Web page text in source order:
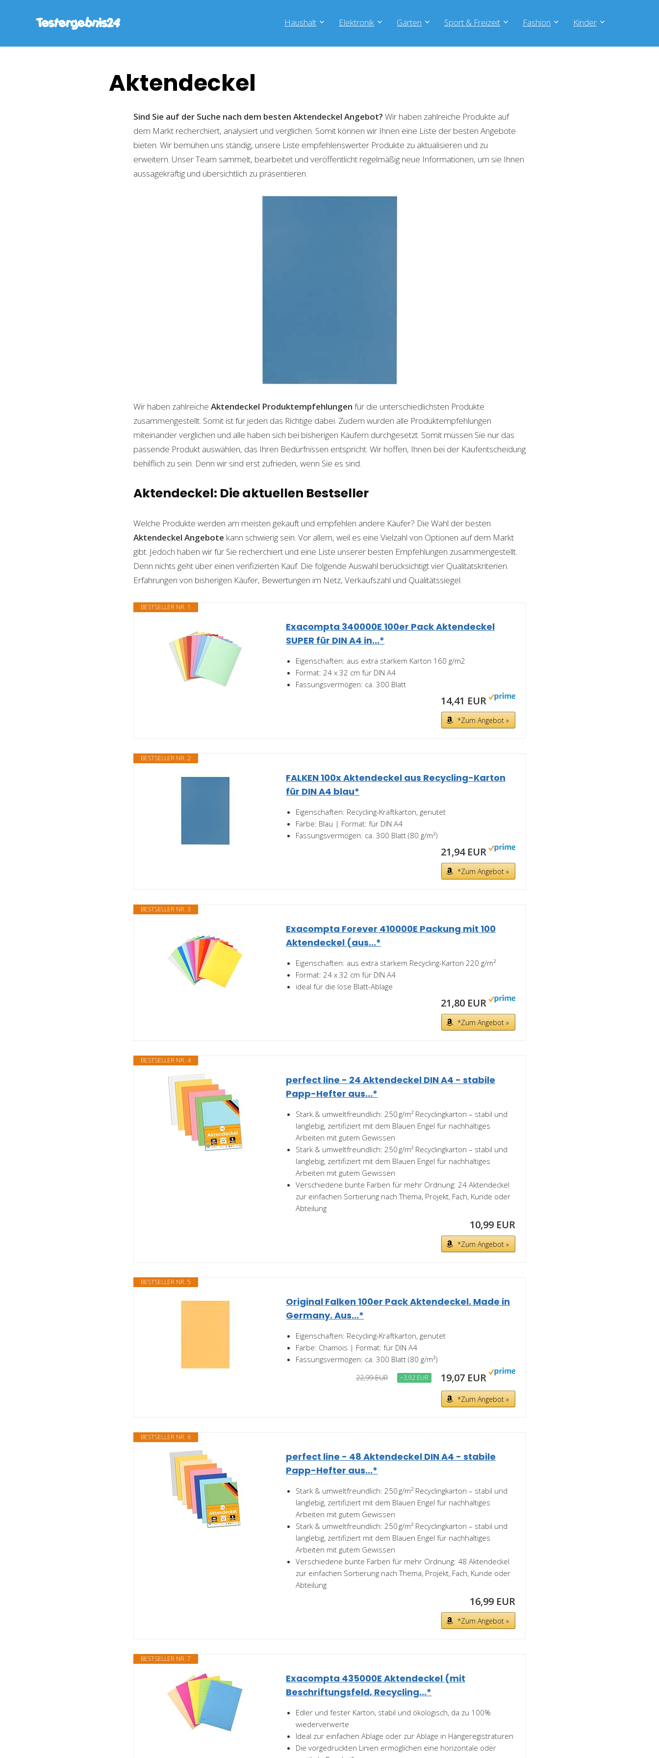
Haushalt Elektronik Garten Sport & Freizeit Fashion Kinder
Aktendeckel
Sind Sie auf der Suche nach dem besten Aktendeckel Angebot? Wir haben zahlreiche Produkte auf
dem Markt recherchiert, analysiert und verglichen. Somit können wir Ihnen eine Liste der besten Angebote
bieten. Wir bemühen uns ständig, unsere Liste empfehlenswerter Produkte zu aktualisieren und zu
erweitern. Unser Team sammelt, bearbeitet und veröffentlicht regelmäßig neue Informationen, um sie Ihnen
aussagekräftig und übersichtlich zu präsentieren.
Wir haben zahlreiche Aktendeckel Produktempfehlungen für die unterschiedlichsten Produkte
zusammengestellt. Somit ist für jeden das Richtige dabei. Zudem wurden alle Produktempfehlungen
miteinander verglichen und alle haben sich bei bisherigen Käufern durchgesetzt. Somit müssen Sie nur das
passende Produkt auswählen, das Ihren Bedürfnissen entspricht. Wir hoffen, Ihnen bei der Kaufentscheidung
behilflich zu sein. Denn wir sind erst zufrieden, wenn Sie es sind.
Aktendeckel: Die aktuellen Bestseller
Welche Produkte werden am meisten gekauft und empfehlen andere Käufer? Die Wahl der besten
Aktendeckel Angebote kann schwierig sein. Vor allem, weil es eine Vielzahl von Optionen auf dem Markt
gibt. Jedoch haben wir für Sie recherchiert und eine Liste unserer besten Empfehlungen zusammengestellt.
Denn nichts geht über einen verifizierten Kauf. Die folgende Auswahl berücksichtigt vier Qualitätskriterien.
Erfahrungen von bisherigen Käufer, Bewertungen im Netz, Verkaufszahl und Qualitätssiegel.
BESTSELLER NR. 1
Exacompta 340000E 100er Pack Aktendeckel
SUPER für DIN A4 in...*
Eigenschaften: aus extra starkem Karton 160 g/m2
Format: 24 x 32 cm für DIN A4
Fassungsvermögen: ca. 300 Blatt
14,41 EUR
*Zum Angebot »
BESTSELLER NR. 2
FALKEN 100x Aktendeckel aus Recycling-Karton
für DIN A4 blau*
Eigenschaften: Recycling-Kraftkarton, genutet
Farbe: Blau | Format: für DIN A4
Fassungsvermögen: ca. 300 Blatt (80 g/m²)
21,94 EUR
*Zum Angebot »
BESTSELLER NR. 3
Exacompta Forever 410000E Packung mit 100
Aktendeckel (aus...*
Eigenschaften: aus extra starkem Recycling-Karton 220 g/m²
Format: 24 x 32 cm für DIN A4
ideal für die lose Blatt-Ablage
21,80 EUR
*Zum Angebot »
BESTSELLER NR. 4
perfect line - 24 Aktendeckel DIN A4 - stabile
Papp-Hefter aus...*
Stark & umweltfreundlich: 250 g/m² Recyclingkarton – stabil und
langlebig, zertifiziert mit dem Blauen Engel für nachhaltiges
Arbeiten mit gutem Gewissen
Stark & umweltfreundlich: 250 g/m² Recyclingkarton – stabil und
langlebig, zertifiziert mit dem Blauen Engel für nachhaltiges
Arbeiten mit gutem Gewissen
Verschiedene bunte Farben für mehr Ordnung: 24 Aktendeckel
zur einfachen Sortierung nach Thema, Projekt, Fach, Kunde oder
Abteilung
10,99 EUR
*Zum Angebot »
BESTSELLER NR. 5
Original Falken 100er Pack Aktendeckel. Made in
Germany. Aus...*
Eigenschaften: Recycling-Kraftkarton, genutet
Farbe: Chamois | Format: für DIN A4
Fassungsvermögen: ca. 300 Blatt (80 g/m²)
22,99 EUR −3,92 EUR 19,07 EUR
*Zum Angebot »
BESTSELLER NR. 6
perfect line - 48 Aktendeckel DIN A4 - stabile
Papp-Hefter aus...*
Stark & umweltfreundlich: 250 g/m² Recyclingkarton – stabil und
langlebig, zertifiziert mit dem Blauen Engel für nachhaltiges
Arbeiten mit gutem Gewissen
Stark & umweltfreundlich: 250 g/m² Recyclingkarton – stabil und
langlebig, zertifiziert mit dem Blauen Engel für nachhaltiges
Arbeiten mit gutem Gewissen
Verschiedene bunte Farben für mehr Ordnung: 48 Aktendeckel
zur einfachen Sortierung nach Thema, Projekt, Fach, Kunde oder
Abteilung
16,99 EUR
*Zum Angebot »
BESTSELLER NR. 7
Exacompta 435000E Aktendeckel (mit
Beschriftungsfeld, Recycling...*
Edler und fester Karton, stabil und ökologisch, da zu 100%
wiederverwerte
Ideal zur einfachen Ablage oder zur Ablage in Hängeregistraturen
Die vorgedruckten Linien ermöglichen eine horizontale oder